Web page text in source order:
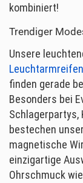
kombiniert!
Trendiger
Unsere
Leuchtarmreifen
finden gerade
Besonders bei
Schlagerpartys,
bestechen
magnetische
einzigartige
Ohrschmuck